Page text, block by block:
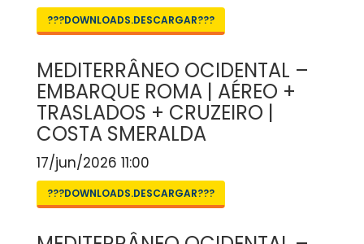
???DOWNLOADS.DESCARGAR???
MEDITERRÂNEO OCIDENTAL –
EMBARQUE ROMA | AÉREO +
TRASLADOS + CRUZEIRO |
COSTA SMERALDA
17/jun/2026 11:00
???DOWNLOADS.DESCARGAR???